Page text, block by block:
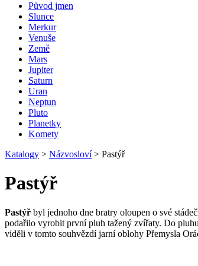
Původ jmen
Slunce
Merkur
Venuše
Země
Mars
Jupiter
Saturn
Uran
Neptun
Pluto
Planetky
Komety
Katalogy > Názvosloví > Pastýř
Pastýř
Pastýř byl jednoho dne bratry oloupen o své
podařilo vyrobit první pluh tažený zvířaty. Do
viděli v tomto souhvězdí jarní oblohy Přemysla